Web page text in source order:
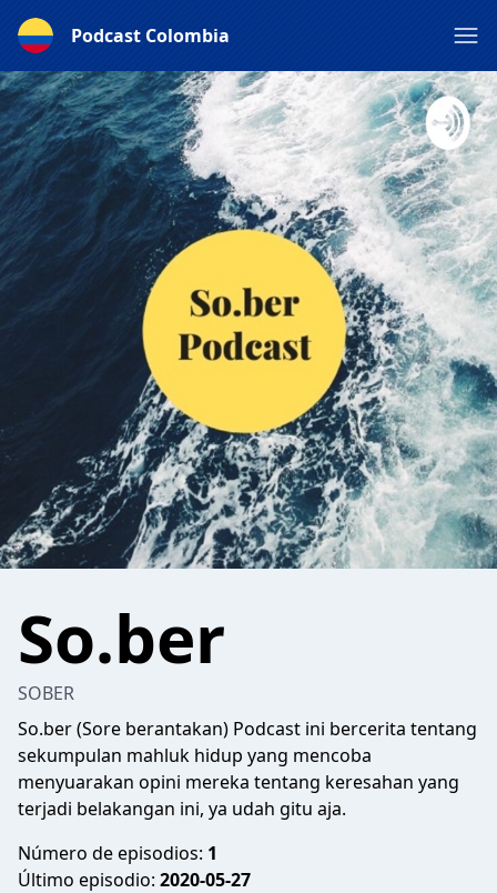
Podcast Colombia
So.ber
SOBER
So.ber (Sore berantakan) Podcast ini bercerita tentang
sekumpulan mahluk hidup yang mencoba
menyuarakan opini mereka tentang keresahan yang
terjadi belakangan ini, ya udah gitu aja.
Número de episodios: 1
Último episodio: 2020-05-27